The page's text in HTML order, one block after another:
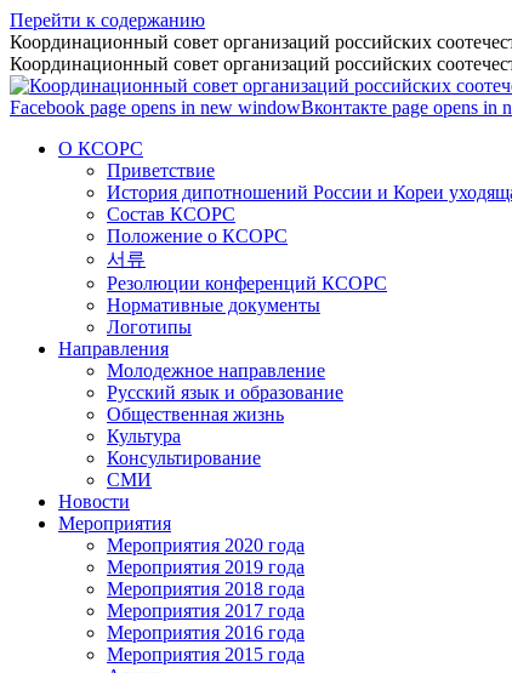
Перейти к содержанию
Координационный совет организаций российских
Координационный совет организаций российских
Facebook page opens in new windowВконтакте page opens in
О КСОРС
Приветствие
История дипотношений России и Кореи
Состав КСОРС
Положение о КСОРС
서류
Резолюции конференций КСОРС
Нормативные документы
Логотипы
Направления
Молодежное направление
Русский язык и образование
Общественная жизнь
Культура
Консультирование
СМИ
Новости
Мероприятия
Мероприятия 2020 года
Мероприятия 2019 года
Мероприятия 2018 годa
Мероприятия 2017 года
Мероприятия 2016 года
Мероприятия 2015 года